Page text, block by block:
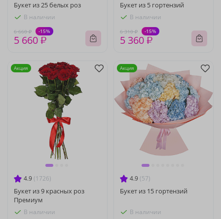
Букет из 25 белых роз
В наличии
6 660 ₽ -15%
5 660 ₽
Букет из 5 гортензий
В наличии
6 310 ₽ -15%
5 360 ₽
4.9 (1726)
Букет из 9 красных роз
Премиум
В наличии
Акция
4.9 (57)
Букет из 15 гортензий
В наличии
Акция